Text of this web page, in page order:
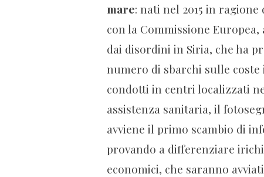
mare: nati nel 2015 in
con la Commissione
dai disordini in Siria, che ha
numero di sbarchi sulle
condotti in centri localizzati
assistenza sanitaria, il
avviene il primo scambio di
provando a differenziare
economici, che saranno